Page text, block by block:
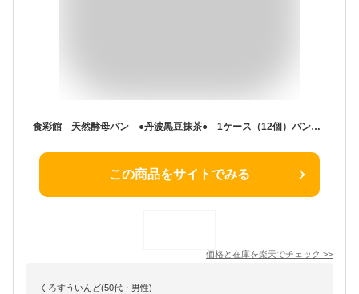
食彩館 天然酵母パン ●丹波黒豆抹茶● 1ケース（12個）パン【送料無料(沖縄・離島除く)】
この商品をサイトでみる
価格と在庫を楽天でチェック >>
くろすういんど(50代・男性)